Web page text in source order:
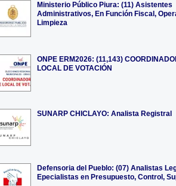
Ministerio Público Piura: (11) Asistentes
Administrativos, En Función Fiscal,
Limpieza
ONPE ERM2026: (11,143)
LOCAL DE VOTACIÓN
SUNARP CHICLAYO: Analista Registral
Defensoria del Pueblo: (07) Analistas
Epecialistas en Presupuesto, Control,